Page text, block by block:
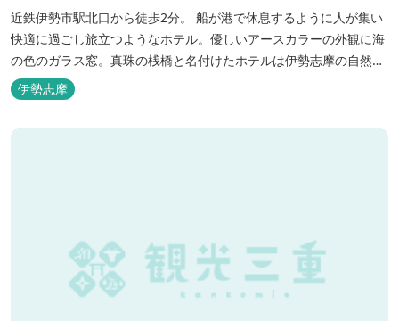
近鉄伊勢市駅北口から徒歩2分。 船が港で休息するように人が集い
快適に過ごし旅立つようなホテル。優しいアースカラーの外観に海
の色のガラス窓。真珠の桟橋と名付けたホテルは伊勢志摩の自然保
護への思いか省エネルギーへの工夫と設備を備えています。 和食・
イタリアンレストランがございます。 また、宿泊のお客様は途中出
入り自由立体駐車場を無料でお使いいただけます。
伊勢志摩